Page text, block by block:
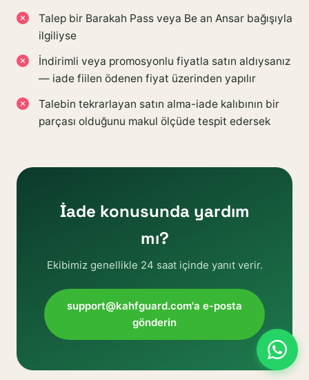
Talep bir Barakah Pass veya Be an Ansar bağışıyla
ilgiliyse
İndirimli veya promosyonlu fiyatla satın aldıysanız
— iade fiilen ödenen fiyat üzerinden yapılır
Talebin tekrarlayan satın alma-iade kalıbının bir
parçası olduğunu makul ölçüde tespit edersek
İade konusunda yardım
mı?
Ekibimiz genellikle 24 saat içinde yanıt verir.
support@kahfguard.com'a e-posta
gönderin